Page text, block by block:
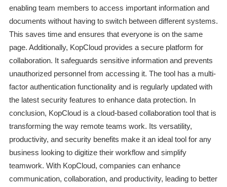
enabling team members to access important information and
documents without having to switch between different systems.
This saves time and ensures that everyone is on the same
page. Additionally, KopCloud provides a secure platform for
collaboration. It safeguards sensitive information and prevents
unauthorized personnel from accessing it. The tool has a multi-
factor authentication functionality and is regularly updated with
the latest security features to enhance data protection. In
conclusion, KopCloud is a cloud-based collaboration tool that is
transforming the way remote teams work. Its versatility,
productivity, and security benefits make it an ideal tool for any
business looking to digitize their workflow and simplify
teamwork. With KopCloud, companies can enhance
communication, collaboration, and productivity, leading to better